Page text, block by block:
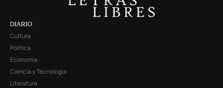
DIARIO
Cultura
Política
Economía
Ciencia y Tecnología
Literatura